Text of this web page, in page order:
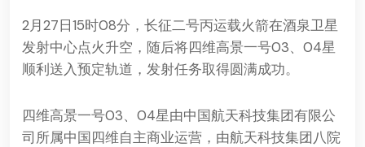
2月27日15时08分，长征二号丙运载火箭在酒泉卫星
发射中心点火升空，随后将四维高景一号03、04星
顺利送入预定轨道，发射任务取得圆满成功。
四维高景一号03、04星由中国航天科技集团有限公
司所属中国四维自主商业运营，由航天科技集团八院